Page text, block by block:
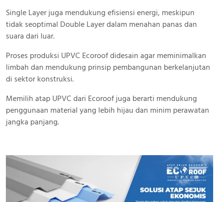
Single Layer juga mendukung efisiensi energi, meskipun
tidak seoptimal Double Layer dalam menahan panas dan
suara dari luar.
Proses produksi UPVC Ecoroof didesain agar meminimalkan
limbah dan mendukung prinsip pembangunan berkelanjutan
di sektor konstruksi.
Memilih atap UPVC dari Ecoroof juga berarti mendukung
penggunaan material yang lebih hijau dan minim perawatan
jangka panjang.